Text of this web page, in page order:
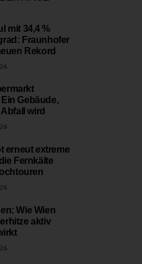
mit 34,4 %
Fraunhofer
Rekord
Gebäude,
wird
erneut extreme
Fernkälte
Wie Wien
aktiv